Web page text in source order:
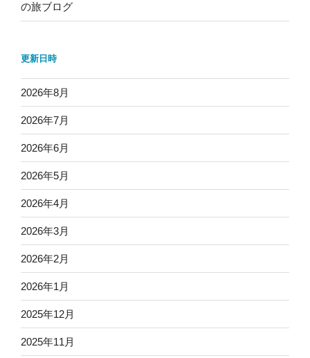
の旅ブログ
更新日時
2026年8月
2026年7月
2026年6月
2026年5月
2026年4月
2026年3月
2026年2月
2026年1月
2025年12月
2025年11月